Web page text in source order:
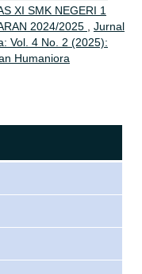
XI SMK NEGERI 1
2024/2025
Jurnal
Vol. 4 No. 2 (2025):
Humaniora